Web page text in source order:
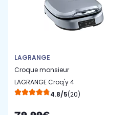
LAGRANGE
Croque monsieur
LAGRANGE Croq'y 4
4.8/5(20)